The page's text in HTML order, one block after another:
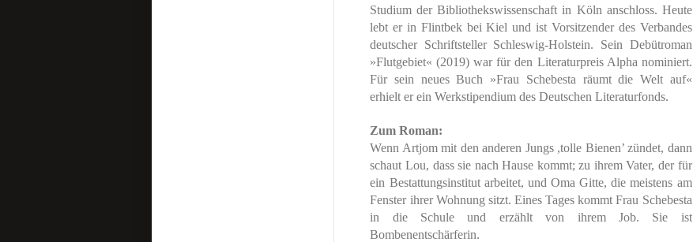
Studium der Bibliothekswissenschaft in Köln anschloss. Heute
lebt er in Flintbek bei Kiel und ist Vorsitzender des Verbandes
deutscher Schriftsteller Schleswig-Holstein. Sein Debütroman
»Flutgebiet« (2019) war für den Literaturpreis Alpha nominiert.
Für sein neues Buch »Frau Schebesta räumt die Welt auf«
erhielt er ein Werkstipendium des Deutschen Literaturfonds.
Zum Roman:
Wenn Artjom mit den anderen Jungs ,tolle Bienen’ zündet, dann
schaut Lou, dass sie nach Hause kommt; zu ihrem Vater, der für
ein Bestattungsinstitut arbeitet, und OmaGitte, die meistens am
Fenster ihrer Wohnung sitzt. Eines Tages kommt Frau Schebesta
in die Schule und erzählt von ihrem Job. Sie ist
Bombenentschärferin.